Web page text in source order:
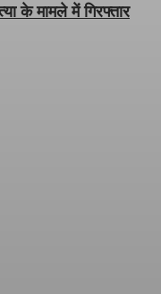
के मामले में गिरफ्तार